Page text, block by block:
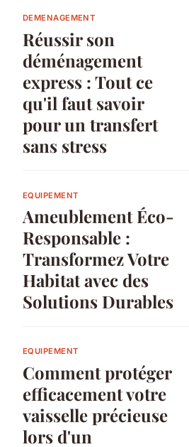
DEMENAGEMENT
Réussir son
déménagement
express : Tout ce
qu'il faut savoir
pour un transfert
sans stress
EQUIPEMENT
Ameublement Éco-
Responsable :
Transformez Votre
Habitat avec des
Solutions Durables
EQUIPEMENT
Comment protéger
efficacement votre
vaisselle précieuse
lors d'un